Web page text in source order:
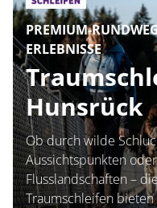
PREMIUM-
ERLEBNISSE
Hunsrück
Ob durch wilde
Aussichtspunkten
Flusslandschaften –
Traumschleifen